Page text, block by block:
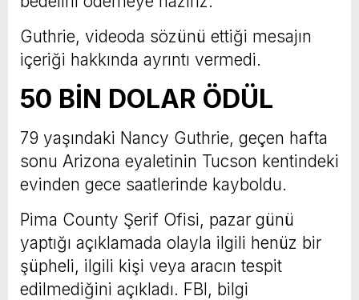
Guthrie, videoda sözünü ettiği mesajın
içeriği hakkında ayrıntı vermedi.
50 BİN DOLAR ÖDÜL
79 yaşındaki Nancy Guthrie, geçen hafta
sonu Arizona eyaletinin Tucson kentindeki
evinden gece saatlerinde kayboldu.
Pima County Şerif Ofisi, pazar günü
yaptığı açıklamada olayla ilgili henüz bir
şüpheli, ilgili kişi veya aracın tespit
edilmediğini açıkladı. FBI, bilgi